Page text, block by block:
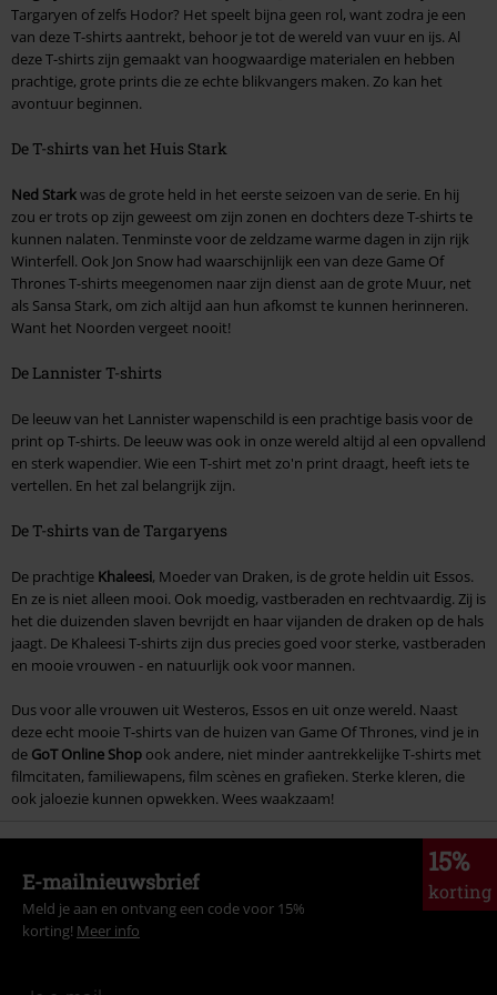
Targaryen of zelfs Hodor? Het speelt bijna geen rol, want zodra je een
van deze T-shirts aantrekt, behoor je tot de wereld van vuur en ijs. Al
deze T-shirts zijn gemaakt van hoogwaardige materialen en hebben
prachtige, grote prints die ze echte blikvangers maken. Zo kan het
avontuur beginnen.
De T-shirts van het Huis Stark
Ned Starkwas de grote held in het eerste seizoen van de serie. En hij
zou er trots op zijn geweest om zijn zonen en dochters deze T-shirts te
kunnen nalaten. Tenminste voor de zeldzame warme dagen in zijn rijk
Winterfell. Ook Jon Snow had waarschijnlijk een van deze Game Of
Thrones T-shirts meegenomen naar zijn dienst aan de grote Muur, net
als Sansa Stark, om zich altijd aan hun afkomst te kunnen herinneren.
Want het Noorden vergeet nooit!
De Lannister T-shirts
De leeuw van het Lannister wapenschild is een prachtige basis voor de
print op T-shirts. De leeuw was ook in onze wereld altijd al een opvallend
en sterk wapendier. Wie een T-shirt met zo'n print draagt, heeft iets te
vertellen. En het zal belangrijk zijn.
De T-shirts van de Targaryens
De prachtige Khaleesi, Moeder van Draken, is de grote heldin uit Essos.
En ze is niet alleen mooi. Ook moedig, vastberaden en rechtvaardig. Zij is
het die duizenden slaven bevrijdt en haar vijanden de draken op de hals
jaagt. De Khaleesi T-shirts zijn dus precies goed voor sterke, vastberaden
en mooie vrouwen - en natuurlijk ook voor mannen.
Dus voor alle vrouwen uit Westeros, Essos en uit onze wereld. Naast
deze echt mooie T-shirts van de huizen van Game Of Thrones, vind je in
de GoT Online Shop ook andere, niet minder aantrekkelijke T-shirts met
filmcitaten, familiewapens, film scènes en grafieken. Sterke kleren, die
ook jaloezie kunnen opwekken. Wees waakzaam!
15%
korting
E-mailnieuwsbrief
Meld je aan en ontvang een code voor 15%
korting! Meer info